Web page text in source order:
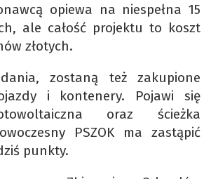
opiewa na niespełna 15
ale całość projektu to koszt
złotych.
zostaną też zakupione
i kontenery. Pojawi się
oraz ścieżka
PSZOK ma zastąpić
punkty.